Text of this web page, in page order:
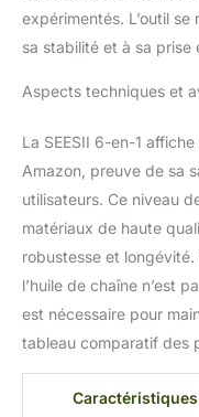
expérimentés. L’outil
sa stabilité et à sa prise
Aspects techniques et
La SEESII 6-en-1
Amazon, preuve de sa
utilisateurs. Ce niveau
matériaux de haute
robustesse et
l’huile de chaîne n’est
est nécessaire pour
tableau comparatif des
Caractéristiques